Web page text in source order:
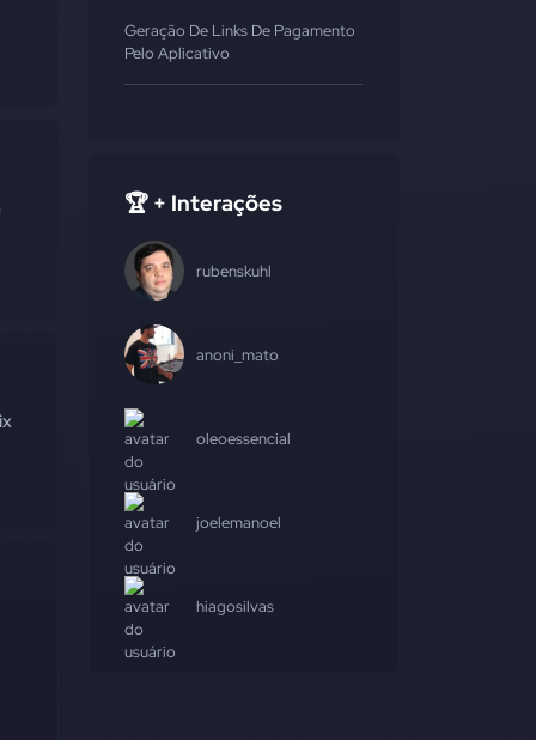
Geração De Links De Pagamento
Pelo Aplicativo
🏆 + Interações
rubenskuhl
anoni_mato
oleoessencial
joelemanoel
hiagosilvas